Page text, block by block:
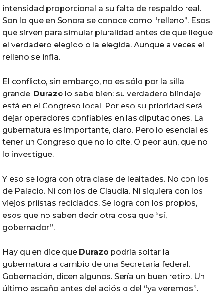
intensidad proporcional a su falta de respaldo real.
Son lo que en Sonora se conoce como “relleno”. Esos
que sirven para simular pluralidad antes de que llegue
el verdadero elegido o la elegida. Aunque a veces el
relleno se infla.
El conflicto, sin embargo, no es sólo por la silla
grande. Durazo lo sabe bien: su verdadero blindaje
está en el Congreso local. Por eso su prioridad será
dejar operadores confiables en las diputaciones. La
gubernatura es importante, claro. Pero lo esencial es
tener un Congreso que no lo cite. O peor aún, que no
lo investigue.
Y eso se logra con otra clase de lealtades. No con los
de Palacio. Ni con los de Claudia. Ni siquiera con los
viejos priistas reciclados. Se logra con los propios,
esos que no saben decir otra cosa que “sí,
gobernador”.
Hay quien dice que Durazo podría soltar la
gubernatura a cambio de una Secretaría federal.
Gobernación, dicen algunos. Sería un buen retiro. Un
último escaño antes del adiós o del “ya veremos”.